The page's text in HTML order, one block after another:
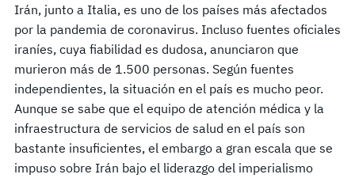
Irán, junto a Italia, es uno de los países más afectados
por la pandemia de coronavirus. Incluso fuentes oficiales
iraníes, cuya fiabilidad es dudosa, anunciaron que
murieron más de 1.500 personas. Según fuentes
independientes, la situación en el país es mucho peor.
Aunque se sabe que el equipo de atención médica y la
infraestructura de servicios de salud en el país son
bastante insuficientes, el embargo a gran escala que se
impuso sobre Irán bajo el liderazgo del imperialismo